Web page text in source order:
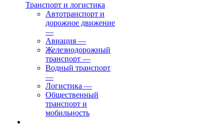
Транспорт и логистика
Автотранспорт и
дорожное движение
—
Авиация —
Железнодорожный
транспорт —
Водный транспорт
—
Логистика —
Общественный
транспорт и
мобильность